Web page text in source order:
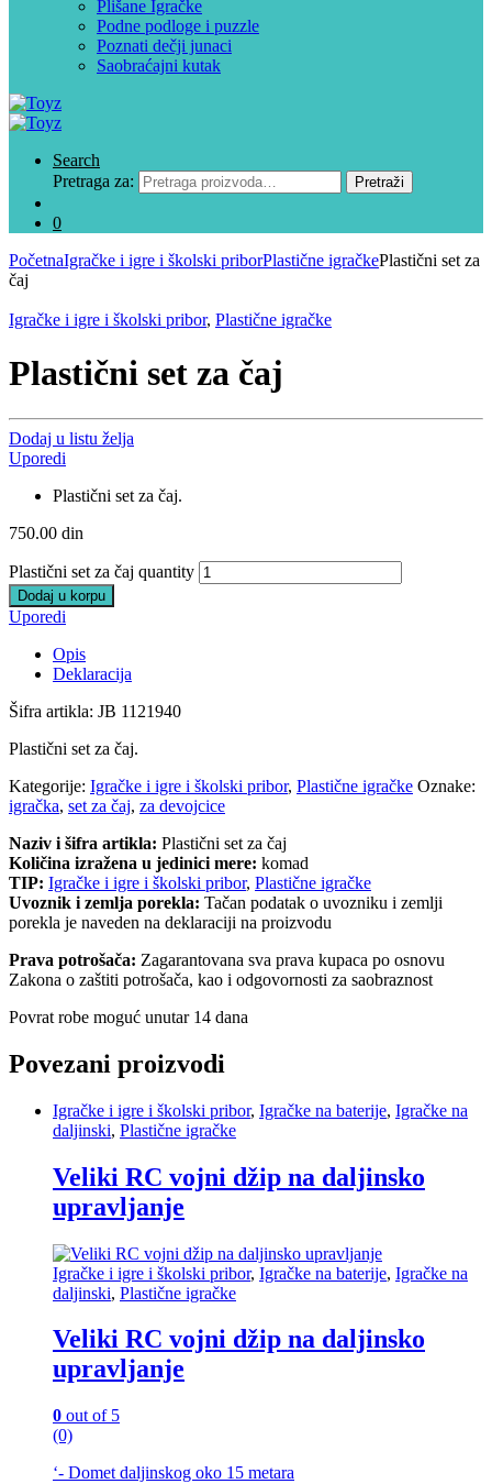
Plišane Igračke
Podne podloge i puzzle
Poznati dečji junaci
Saobraćajni kutak
Search
Pretraga za:
Pretraži
0
PočetnaIgračke i igre i školski priborPlastične igračkePlastični set za
čaj
Igračke i igre i školski pribor, Plastične igračke
Plastični set za čaj
Dodaj u listu želja
Uporedi
Plastični set za čaj.
750.00 din
Plastični set za čaj quantity
Dodaj u korpu
Uporedi
Opis
Deklaracija
Šifra artikla: JB 1121940
Plastični set za čaj.
Kategorije: Igračke i igre i školski pribor, Plastične igračke Oznake:
igračka, set za čaj, za devojcice
Naziv i šifra artikla: Plastični set za čaj
Količina izražena u jedinici mere: komad
TIP: Igračke i igre i školski pribor, Plastične igračke
Uvoznik i zemlja porekla: Tačan podatak o uvozniku i zemlji
porekla je naveden na deklaraciji na proizvodu
Prava potrošača: Zagarantovana sva prava kupaca po osnovu
Zakona o zaštiti potrošača, kao i odgovornosti za saobraznost
Povrat robe moguć unutar 14 dana
Povezani proizvodi
Igračke i igre i školski pribor, Igračke na baterije, Igračke na
daljinski, Plastične igračke
Veliki RC vojni džip na daljinsko
upravljanje
Igračke i igre i školski pribor, Igračke na baterije, Igračke na
daljinski, Plastične igračke
Veliki RC vojni džip na daljinsko
upravljanje
0 out of 5
(0)
‘- Domet daljinskog oko 15 metara